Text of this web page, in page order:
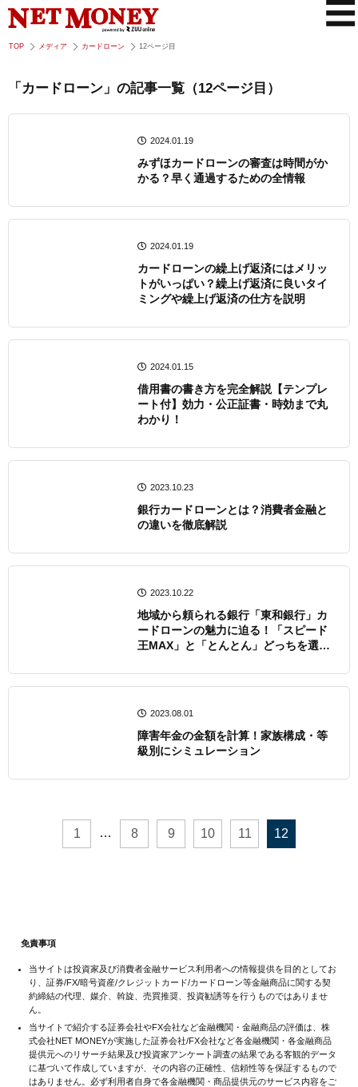
TOP メディア カードローン 12ページ目
「カードローン」の記事一覧（12ページ目）
2024.01.19
みずほカードローンの審査は時間がか
かる？早く通過するための全情報
2024.01.19
カードローンの繰上げ返済にはメリッ
トがいっぱい？繰上げ返済に良いタイ
ミングや繰上げ返済の仕方を説明
2024.01.15
借用書の書き方を完全解説【テンプレ
ート付】効力・公正証書・時効まで丸
わかり！
2023.10.23
銀行カードローンとは？消費者金融と
の違いを徹底解説
2023.10.22
地域から頼られる銀行「東和銀行」カ
ードローンの魅力に迫る！「スピード
王MAX」と「とんとん」どっちを選
2023.08.01
障害年金の金額を計算！家族構成・等
級別にシミュレーション
1 … 8 9 10 11 12
免責事項
当サイトは投資家及び消費者金融サービス利用者への情報提供を目的としてお
り、証券/FX/暗号資産/クレジットカード/カードローン等金融商品に関する契
約締結の代理、媒介、斡旋、売買推奨、投資勧誘等を行うものではありませ
ん。
当サイトで紹介する証券会社やFX会社など金融機関・金融商品の評価は、株
式会社NET MONEYが実施した証券会社/FX会社など各金融機関・各金融商品
提供元へのリサーチ結果及び投資家アンケート調査の結果である客観的データ
に基づいて作成していますが、その内容の正確性、信頼性等を保証するもので
はありません。必ず利用者自身で各金融機関・商品提供元のサービス内容をご